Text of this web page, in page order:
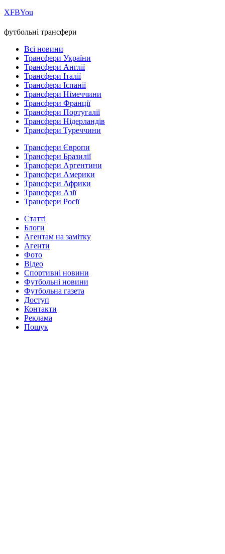
ХFBYou
футбольні трансфери
Всі новини
Трансфери України
Трансфери Англії
Трансфери Італії
Трансфери Іспанії
Трансфери Німеччини
Трансфери Франції
Трансфери Португалії
Трансфери Нідерландів
Трансфери Туреччини
Трансфери Європи
Трансфери Бразилії
Трансфери Аргентини
Трансфери Америки
Трансфери Африки
Трансфери Азії
Трансфери Росії
Статті
Блоги
Агентам на замітку
Агенти
Фото
Відео
Спортивні новини
Футбольні новини
Футбольна газета
Доступ
Контакти
Реклама
Пошук